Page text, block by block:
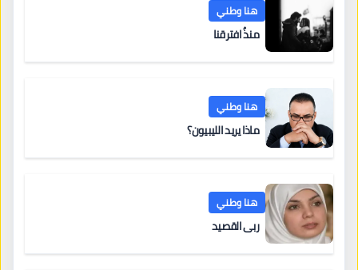
هنا وطني
منذُ افترقنا
هنا وطني
ماذا يريد الليبيون؟
هنا وطني
ربى القصيد